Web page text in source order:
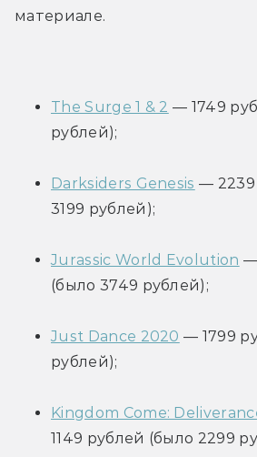
материале.
The Surge 1 & 2 — 1749
рублей);
Darksiders Genesis — 2239
3199 рублей);
Jurassic World Evolution —
(было 3749 рублей);
Just Dance 2020 — 1799
рублей);
Kingdom Come:
1149 рублей (было 2299